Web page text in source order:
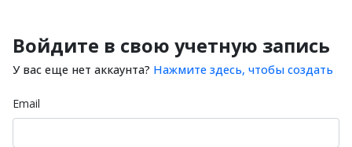
Войдите в свою учетную запись
У вас еще нет аккаунта? Нажмите здесь, чтобы создать
Email